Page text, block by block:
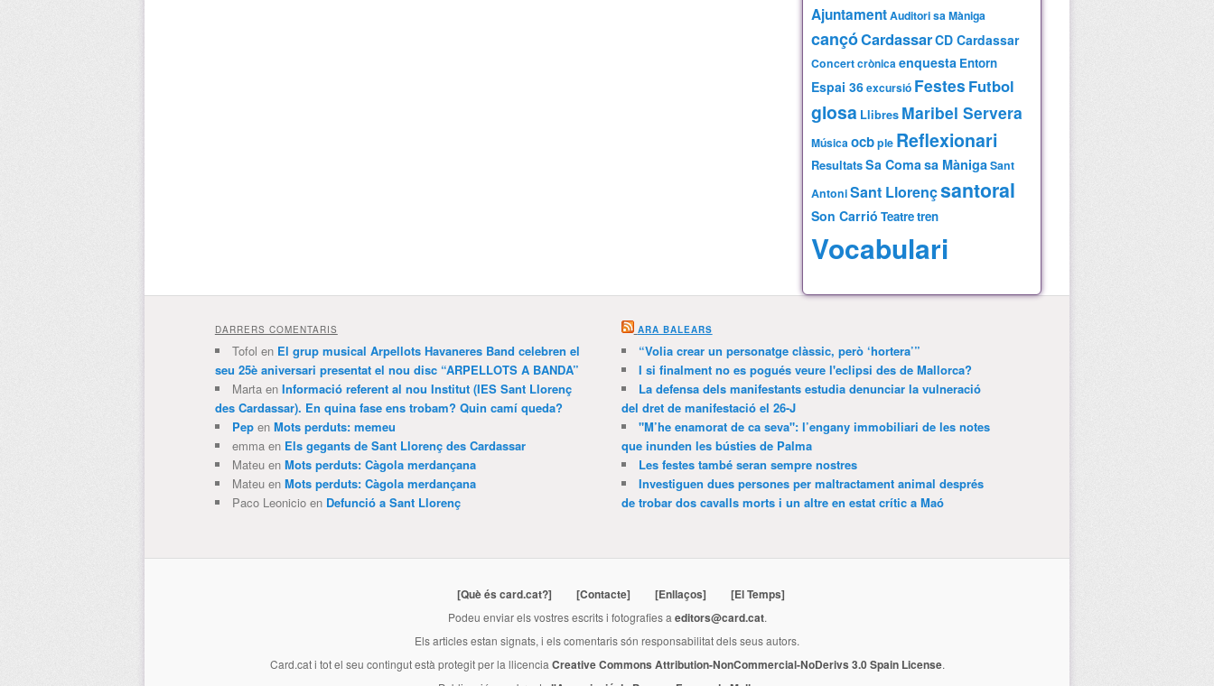
AjuntamentAuditori sa Màniga
cançóCardassarCD Cardassar
Concertcrònicaenquesta Entorn
Espai 36excursió Festes Futbol
glosa Llibres Maribel Servera
Músicaocbple Reflexionari
ResultatsSa Comasa MànigaSant
AntoniSant Llorençsantoral
Son Carrió Teatretren
Vocabulari
DARRERS COMENTARIS
Tofol en El grup musical Arpellots Havaneres Band celebren el
seu 25è aniversari presentat el nou disc “ARPELLOTS A BANDA”
Martaen Informació referent al nou Institut (IES Sant Llorenç
des Cardassar). En quina fase ens trobam? Quin camí queda?
Pepen Mots perduts: memeu
emmaen Els gegants de Sant Llorenç des Cardassar
Mateuen Mots perduts: Càgola merdançana
Mateuen Mots perduts: Càgola merdançana
Paco Leonicioen Defunció a Sant Llorenç
ARA BALEARS
“Volia crear un personatge clàssic, però ‘hortera’”
I si finalment no es pogués veure l'eclipsi des de Mallorca?
La defensa dels manifestants estudia denunciar la vulneració
del dret de manifestació el 26-J
"M’he enamorat de ca seva": l’engany immobiliari de les notes
que inunden les bústies de Palma
Les festes també seran sempre nostres
Investiguen dues persones per maltractament animal després
de trobar dos cavalls morts i un altre en estat crític a Maó
[Què és card.cat?] [Contacte] [Enllaços] [El Temps]
Podeu enviar els vostres escrits i fotografies a editors@card.cat.
Els articles estan signats, i els comentaris són responsabilitat dels seus autors.
Card.cati tot el seu contingut està protegit per la llicencia Creative Commons Attribution-NonCommercial-NoDerivs 3.0 Spain License.